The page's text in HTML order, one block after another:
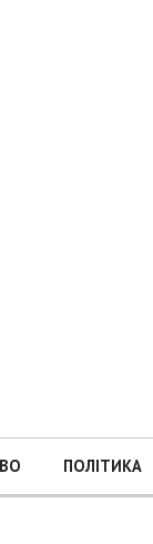
ПОЛІТИКА